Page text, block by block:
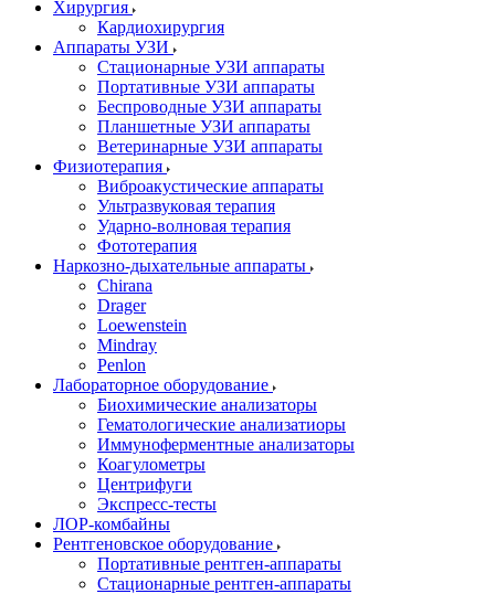
Хирургия
Кардиохирургия
Аппараты УЗИ
Стационарные УЗИ аппараты
Портативные УЗИ аппараты
Беспроводные УЗИ аппараты
Планшетные УЗИ аппараты
Ветеринарные УЗИ аппараты
Физиотерапия
Виброакустические аппараты
Ультразвуковая терапия
Ударно-волновая терапия
Фототерапия
Наркозно-дыхательные аппараты
Chirana
Drager
Loewenstein
Mindray
Penlon
Лабораторное оборудование
Биохимические анализаторы
Гематологические анализатиоры
Иммуноферментные анализаторы
Коагулометры
Центрифуги
Экспресс-тесты
ЛОР-комбайны
Рентгеновское оборудование
Портативные рентген-аппараты
Стационарные рентген-аппараты